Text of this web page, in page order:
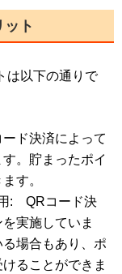
ト
は以下の通りで
ド決済によって
。貯まったポイ
す。
: QRコード決
実施していま
場合もあり、ポ
ることができま